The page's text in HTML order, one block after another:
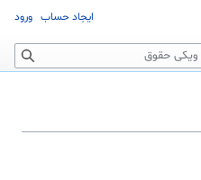
ایجاد حساب ورود